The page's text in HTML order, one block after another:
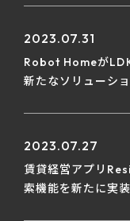
2023.07.31
Robot Homeが
新たなソリューシ
2023.07.27
賃貸経営アプリ
索機能を新たに実装